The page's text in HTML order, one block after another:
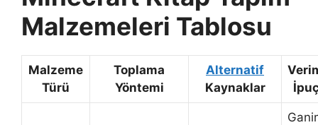
Malzemeleri Tablosu
Malzeme
Türü
Toplama
Yöntemi
Alternatif
Kaynaklar